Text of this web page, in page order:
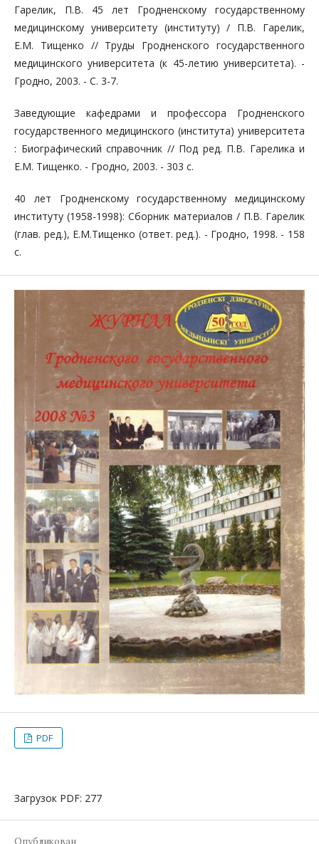
Гарелик, П.В. 45 лет Гродненскому государственному
медицинскому университету (институту) / П.В. Гарелик,
Е.М. Тищенко // Труды Гродненского государственного
медицинского университета (к 45-летию университета). -
Гродно, 2003. - С. 3-7.
Заведующие кафедрами и профессора Гродненского
государственного медицинского (института) университета
: Биографический справочник // Под ред. П.В. Гарелика и
Е.М. Тищенко. - Гродно, 2003. - 303 с.
40 лет Гродненскому государственному медицинскому
инсти­туту (1958-1998): Сборник материалов / П.В. Гарелик
(глав. ред.), Е.М.Тищенко (ответ. ред.). - Гродно, 1998. - 158
с.
PDF
Загрузок PDF: 277
Опубликован